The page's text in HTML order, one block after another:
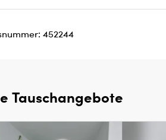
452244
Tauschangebote